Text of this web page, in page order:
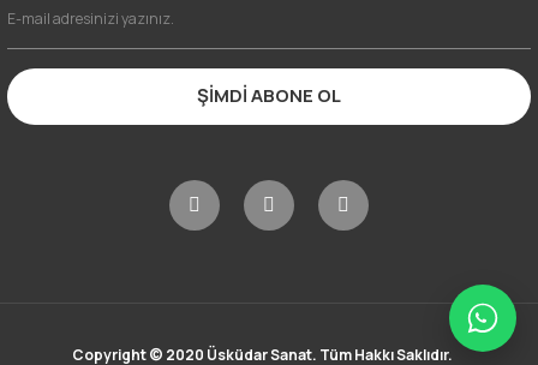
ŞİMDİ ABONE OL
Copyright © 2020 Üsküdar Sanat. Tüm Hakkı Saklıdır.